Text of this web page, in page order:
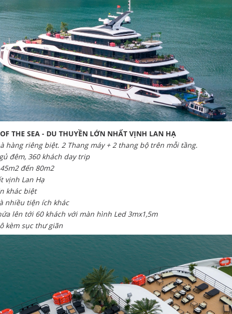
THE SEA - DU THUYỀN LỚN NHẤT VỊNH LAN HẠ
hàng riêng biệt. 2 Thang máy + 2 thang bộ trên mỗi tầng.
đêm, 360 khách day trip
đến 80m2
vịnh Lan Hạ
khác biệt
nhiều tiện ích khác
lên tới 60 khách với màn hình Led 3mx1,5m
kèm sục thư giãn